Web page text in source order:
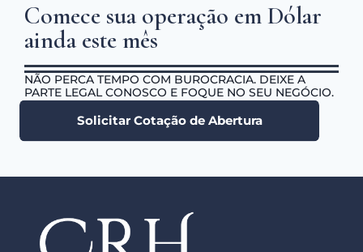
e proteger o imóvel de litígios pessoais.
Comece sua operação em Dólar
ainda este mês
NÃO PERCA TEMPO COM BUROCRACIA. DEIXE A
PARTE LEGAL CONOSCO E FOQUE NO SEU NEGÓCIO.
Solicitar Cotação de Abertura